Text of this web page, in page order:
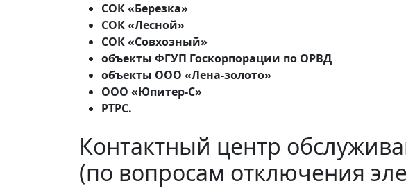
СОК «Березка»
СОК «Лесной»
СОК «Совхозный»
объекты ФГУП Госкорпорации по ОРВД
объекты ООО «Лена-золото»
ООО «Юпитер-С»
РТРС.
Контактный центр
(по вопросам отключения